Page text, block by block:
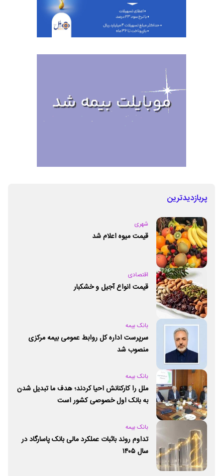
پربازدیدترین
شهری
قیمت میوه اعلام شد
اقتصادی
قیمت انواع آجیل و خشکبار
بانک بیمه
سرپرست اداره کل روابط عمومی بیمه مرکزی
منصوب شد
بانک بیمه
ملل را کارکنانش احیا کردند؛ هدف ما تبدیل شدن
به بانک اول خصوصی کشور است
بانک بیمه
تداوم روند باثبات عملکرد مالی بانک پاسارگاد در
سال ۱۴۰۵